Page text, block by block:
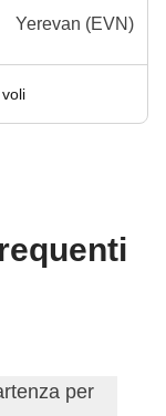
Yerevan (EVN)
per